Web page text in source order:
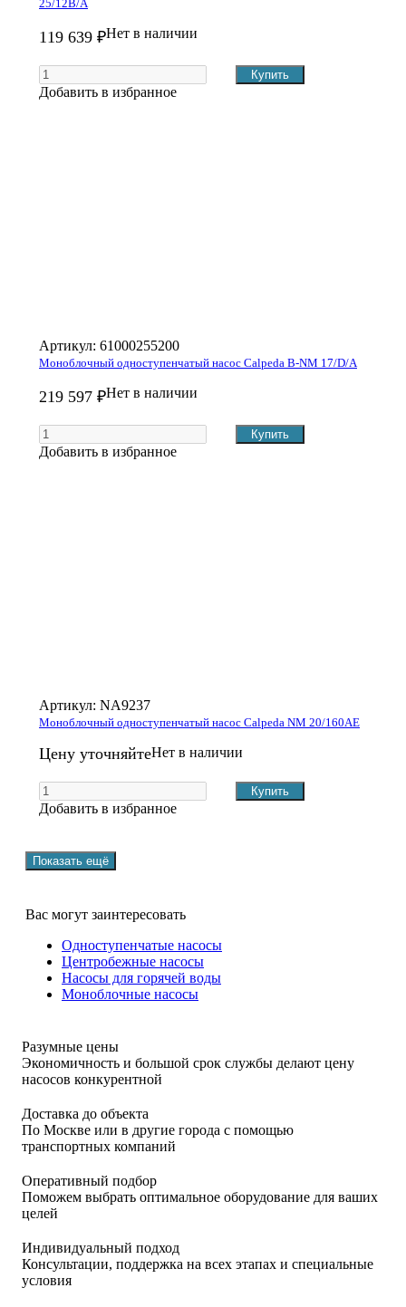
25/12B/A
119 639 ₽Нет в наличии
Добавить в избранное
Артикул: 61000255200
Моноблочный одноступенчатый насос Calpeda B-NM 17/D/A
219 597 ₽Нет в наличии
Добавить в избранное
Артикул: NA9237
Моноблочный одноступенчатый насос Calpeda NM 20/160AE
Цену уточняйтеНет в наличии
Добавить в избранное
Вас могут заинтересовать
Одноступенчатые насосы
Центробежные насосы
Насосы для горячей воды
Моноблочные насосы
Разумные цены
Экономичность и большой срок службы делают цену
насосов конкурентной
Доставка до объекта
По Москве или в другие города с помощью
транспортных компаний
Оперативный подбор
Поможем выбрать оптимальное оборудование для ваших
целей
Индивидуальный подход
Консультации, поддержка на всех этапах и специальные
условия